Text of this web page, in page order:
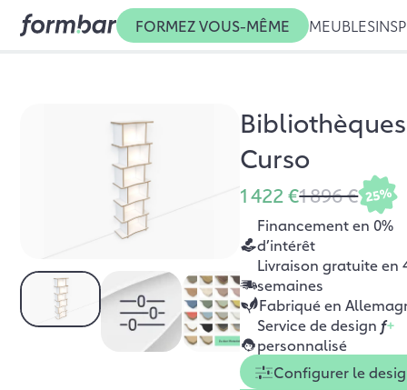
FORMEZ VOUS-MÊME MEUBLES
Bibliothèques
Curso
1 422 €1 896 € 25%
Financement en 0%
d’intérêt
Livraison gratuite en
semaines
Fabriqué en
Service de design f+
personnalisé
Configurer le